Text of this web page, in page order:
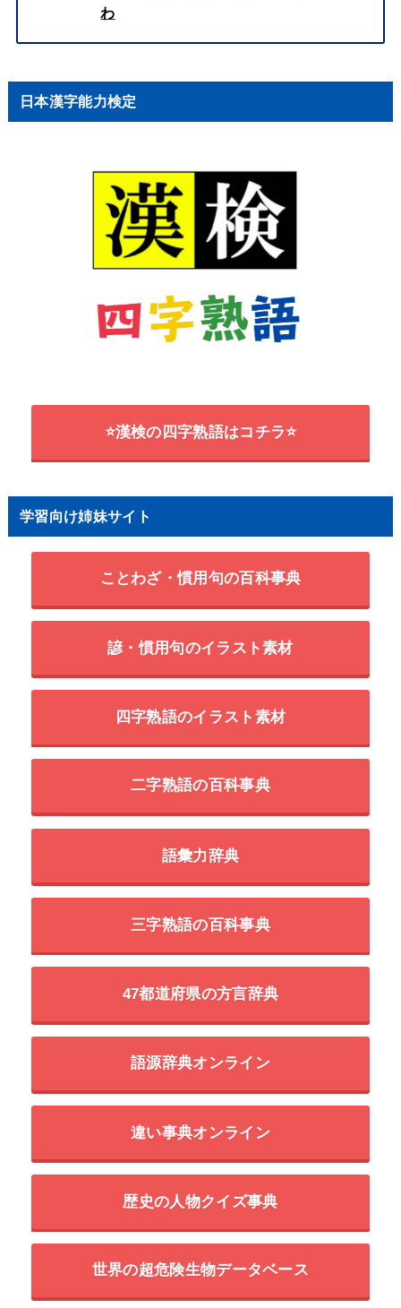
わ
日本漢字能力検定
⭐漢検の四字熟語はコチラ⭐
学習向け姉妹サイト
ことわざ・慣用句の百科事典
諺・慣用句のイラスト素材
四字熟語のイラスト素材
二字熟語の百科事典
語彙力辞典
三字熟語の百科事典
47都道府県の方言辞典
語源辞典オンライン
違い事典オンライン
歴史の人物クイズ事典
世界の超危険生物データベース